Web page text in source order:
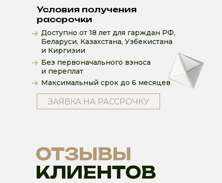
Условия получения
рассрочки
Доступно от 18 лет для гарждан РФ,
Беларуси, Казахстана, Узбекистана
и Киргизии
Без первоначального взноса
и переплат
Максимальный срок до 6 месяцев
ЗАЯВКА НА РАССРОЧКУ
ОТЗЫВЫ
КЛИЕНТОВ